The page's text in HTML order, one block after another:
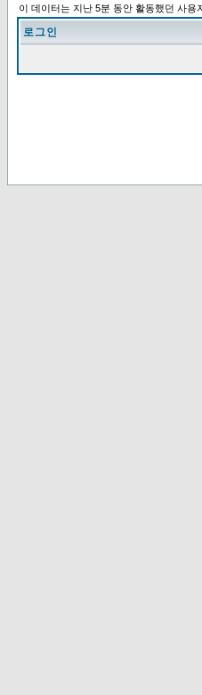
이 데이터는 지난 5분 동안 활동했던 사용
로그인